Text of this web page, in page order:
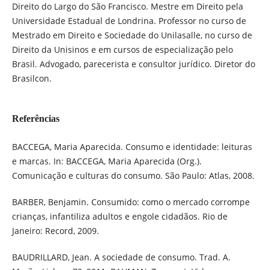
Direito do Largo do São Francisco. Mestre em Direito pela
Universidade Estadual de Londrina. Professor no curso de
Mestrado em Direito e Sociedade do Unilasalle, no curso de
Direito da Unisinos e em cursos de especialização pelo
Brasil. Advogado, parecerista e consultor jurídico. Diretor do
Brasilcon.
Referências
BACCEGA, Maria Aparecida. Consumo e identidade: leituras
e marcas. In: BACCEGA, Maria Aparecida (Org.).
Comunicação e culturas do consumo. São Paulo: Atlas, 2008.
BARBER, Benjamin. Consumido: como o mercado corrompe
crianças, infantiliza adultos e engole cidadãos. Rio de
Janeiro: Record, 2009.
BAUDRILLARD, Jean. A sociedade de consumo. Trad. A.